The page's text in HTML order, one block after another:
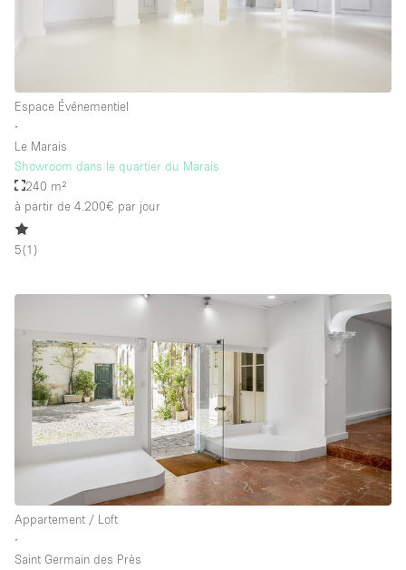
Espace Événementiel
∙
Le Marais
Showroom dans le quartier du Marais
240 m²
à partir de 4.200€ par jour
5(1 )
Appartement / Loft
∙
Saint Germain des Près